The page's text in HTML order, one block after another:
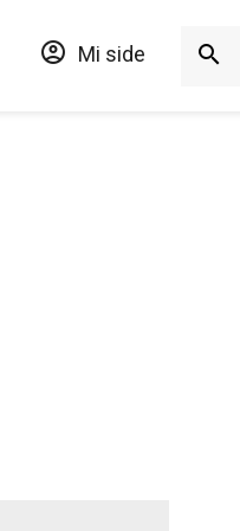
account_circle Mi side search